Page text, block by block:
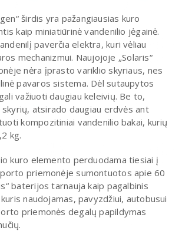
širdis yra pažangiausias kuro
kaip miniatiūrinė vandenilio jėgainė.
paverčia elektra, kuri vėliau
mechanizmui. Naujojoje „Solaris“
nėra įprasto variklio skyriaus, nes
pavaros sistema. Dėl sutaupytos
važiuoti daugiau keleivių. Be to,
skyrių, atsirado daugiau erdvės ant
kompozitiniai vandenilio bakai, kurių
kg.
kuro elemento perduodama tiesiai į
priemonėje sumontuotos apie 60
baterijos tarnauja kaip pagalbinis
naudojamas, pavyzdžiui, autobusui
priemonės degalų papildymas